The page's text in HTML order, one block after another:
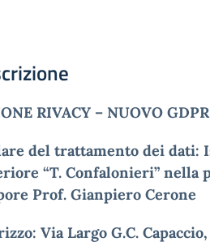
RIVACY – NUOVO GDPR
del trattamento dei dati:
“T. Confalonieri” nella
Prof. Gianpiero Cerone
Via Largo G.C.